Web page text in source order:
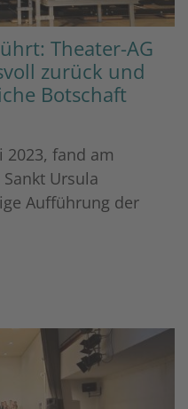
Theater-AG
zurück und
Botschaft
fand am
Ursula
Aufführung der